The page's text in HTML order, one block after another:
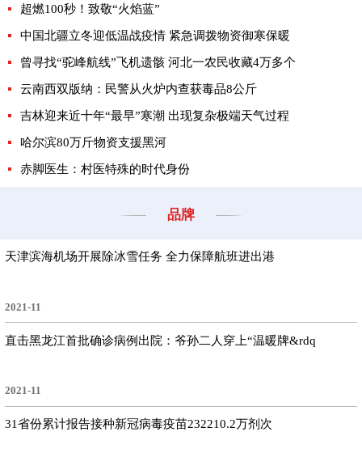
超燃100秒！致敬“火焰蓝”
中国北疆立冬迎低温战疫情 紧急调拨物资御寒保暖
曾寻找“驼峰航线”飞机遗骸 河北一农民收藏4万多个
云南西双版纳：民警从火炉内查获毒品8公斤
吉林迎来近十年“最早”寒潮 出现复杂极端天气过程
哈尔滨80万斤物资支援黑河
赤脚医生：村医特殊的时代身份
品牌
天津滨海机场开展除冰雪任务 全力保障航班进出港
2021-11
直击黑龙江首批确诊病例出院：爷孙二人穿上“温暖牌&rdq
2021-11
31省份累计报告接种新冠病毒疫苗232210.2万剂次